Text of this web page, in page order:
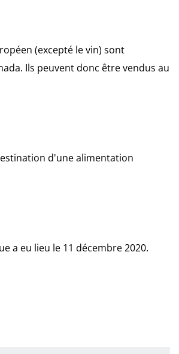
(excepté le vin) sont
Ils peuvent donc être vendus au
d'une alimentation
a eu lieu le 11 décembre 2020.